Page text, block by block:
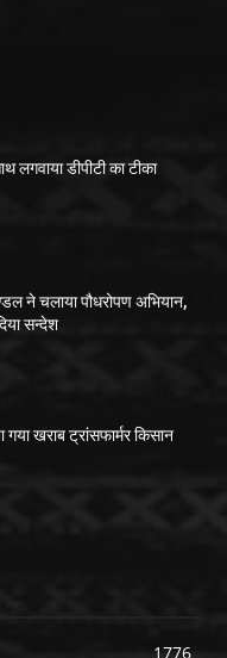
लगवाया डीपीटी का टीका
ने चलाया पौधरोपण अभियान,
सन्देश
गया खराब ट्रांसफार्मर किसान
1776